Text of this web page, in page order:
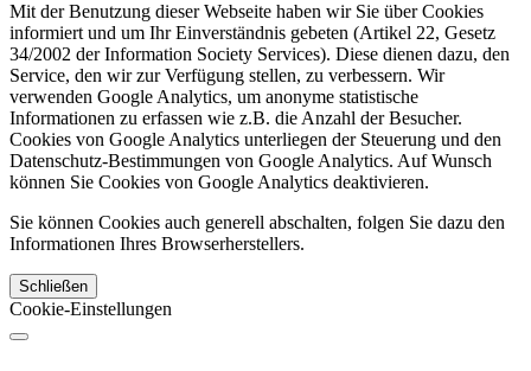
Mit der Benutzung dieser Webseite haben wir Sie über Cookies
informiert und um Ihr Einverständnis gebeten (Artikel 22, Gesetz
34/2002 der Information Society Services). Diese dienen dazu, den
Service, den wir zur Verfügung stellen, zu verbessern. Wir
verwenden Google Analytics, um anonyme statistische
Informationen zu erfassen wie z.B. die Anzahl der Besucher.
Cookies von Google Analytics unterliegen der Steuerung und den
Datenschutz-Bestimmungen von Google Analytics. Auf Wunsch
können Sie Cookies von Google Analytics deaktivieren.
Sie können Cookies auch generell abschalten, folgen Sie dazu den
Informationen Ihres Browserherstellers.
Schließen
Cookie-Einstellungen